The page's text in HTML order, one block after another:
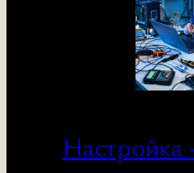
Настройка